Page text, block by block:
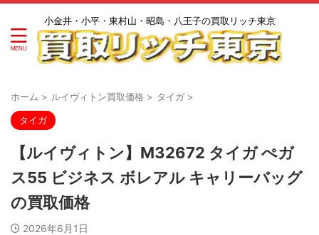
小金井・小平・東村山・昭島・八王子の買取リッチ東京
ホーム > ルイヴィトン買取価格 > タイガ >
タイガ
【ルイヴィトン】M32672 タイガ ぺガ
ス55 ビジネス ボレアル キャリーバッグ
の買取価格
2026年6月1日